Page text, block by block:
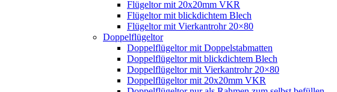
Flügeltor mit 20x20mm VKR
Flügeltor mit blickdichtem Blech
Flügeltor mit Vierkantrohr 20×80
Doppelflügeltor
Doppelflügeltor mit Doppelstabmatten
Doppelflügeltor mit blickdichtem Blech
Doppelflügeltor mit Vierkantrohr 20×80
Doppelflügeltor mit 20x20mm VKR